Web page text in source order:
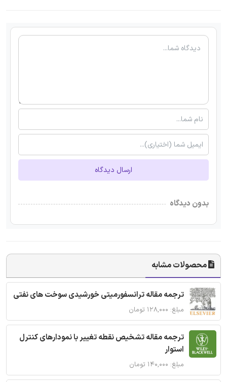
ارسال دیدگاه
بدون دیدگاه
محصولات مشابه
ترجمه مقاله ترانسفورمیتی خورشیدی سوخت های نفتی
مبلغ: ۱۲۸,۰۰۰ تومان
ترجمه مقاله تشخیص نقطه تغییر با نمودارهای کنترل
استوار
مبلغ: ۱۴۰,۰۰۰ تومان